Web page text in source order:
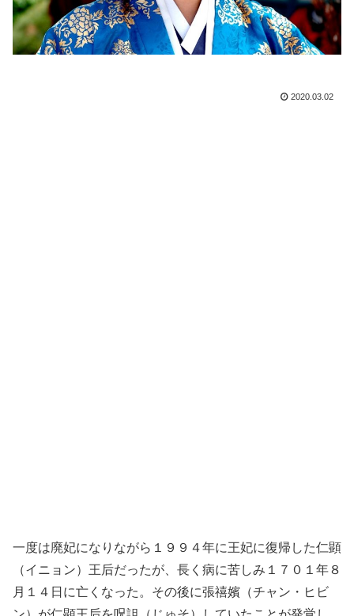
2020.03.02
一度は廃妃になりながら１９９４年に王妃に復帰した仁顕
（イニョン）王后だったが、長く病に苦しみ１７０１年８
月１４日に亡くなった。その後に張禧嬪（チャン・ヒビ